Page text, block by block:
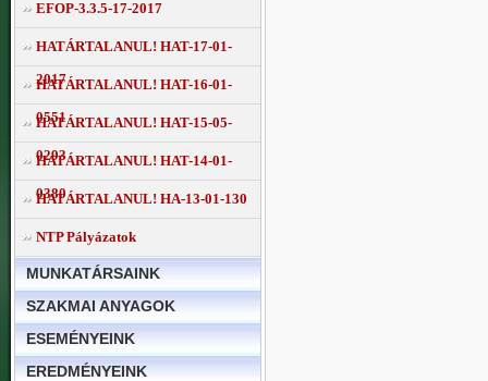
EFOP-3.3.5-17-2017
HATÁRTALANUL! HAT-17-01-
2017
HATÁRTALANUL! HAT-16-01-
0551
HATÁRTALANUL! HAT-15-05-
0293
HATÁRTALANUL! HAT-14-01-
0380
HATÁRTALANUL! HA-13-01-130
NTP Pályázatok
MUNKATÁRSAINK
SZAKMAI ANYAGOK
ESEMÉNYEINK
EREDMÉNYEINK